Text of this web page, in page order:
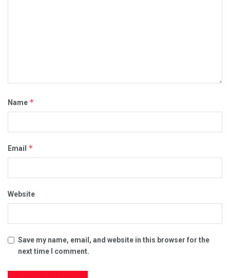
Name *
Email *
Website
Save my name, email, and website in this browser for the
next time I comment.